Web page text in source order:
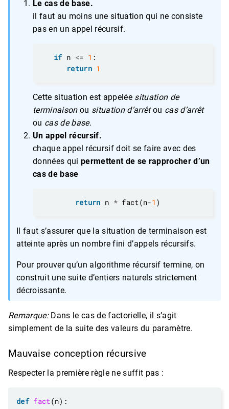
Le cas de base.
il faut au moins une situation qui ne consiste
pas en un appel récursif.
if n <= 1
return 1
Cette situation est appelée situation de
terminaisonou situation d’arrêtou cas d’arrêt
ou cas de base.
Un appel récursif.
chaque appel récursif doit se faire avec des
données qui permettent de se rapprocher d’un
cas de base
return n * fact(n-1
Il faut s’assurer que la situation de terminaison est
atteinte après un nombre fini d’appels récursifs.
Pour prouver qu’un algorithme récursif termine, on
construit une suite d’entiers naturels strictement
décroissante.
Remarque:Dans le cas de factorielle, il s’agit
simplement de la suite des valeurs du paramètre.
Mauvaise conception récursive
Respecter la première règle ne suffit pas :
def fact